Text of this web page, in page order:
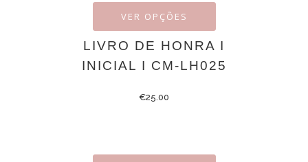
VER OPÇÕES
LIVRO DE HONRA I
INICIAL I CM-LH025
€25.00